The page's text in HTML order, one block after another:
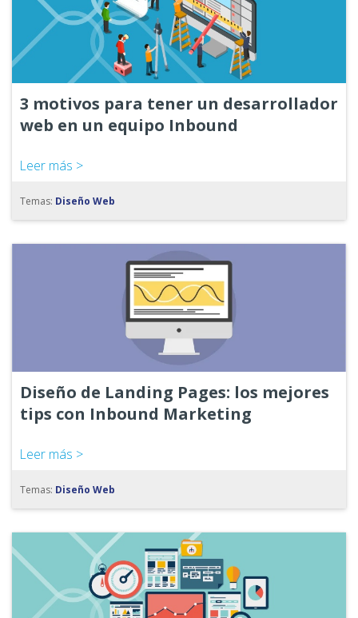
3 motivos para tener un desarrollador
web en un equipo Inbound
Leer más >
Temas: Diseño Web
Diseño de Landing Pages: los mejores
tips con Inbound Marketing
Leer más >
Temas: Diseño Web